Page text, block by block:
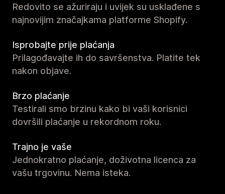
Redovito se ažuriraju i uvijek su usklađene s
najnovijim značajkama platforme Shopify.
Isprobajte prije plaćanja
Prilagođavajte ih do savršenstva. Platite tek
nakon objave.
Brzo plaćanje
Testirali smo brzinu kako bi vaši korisnici
dovršili plaćanje u rekordnom roku.
Trajno je vaše
Jednokratno plaćanje, doživotna licenca za
vašu trgovinu. Nema isteka.